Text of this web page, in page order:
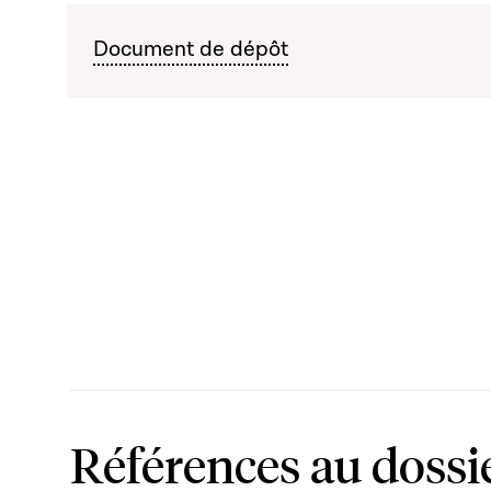
Document de dépôt
Références au